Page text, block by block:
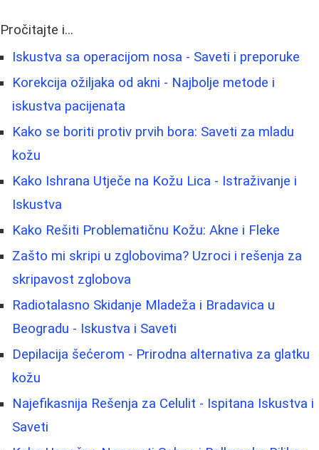
Pročitajte i...
Iskustva sa operacijom nosa - Saveti i preporuke
Korekcija ožiljaka od akni - Najbolje metode i
iskustva pacijenata
Kako se boriti protiv prvih bora: Saveti za mladu
kožu
Kako Ishrana Utječe na Kožu Lica - Istraživanje i
Iskustva
Kako Rešiti Problematičnu Kožu: Akne i Fleke
Zašto mi skripi u zglobovima? Uzroci i rešenja za
skripavost zglobova
Radiotalasno Skidanje Mladeža i Bradavica u
Beogradu - Iskustva i Saveti
Depilacija šećerom - Prirodna alternativa za glatku
kožu
Najefikasnija Rešenja za Celulit - Ispitana Iskustva i
Saveti